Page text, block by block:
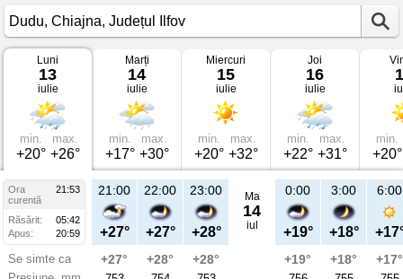
Vremea
Dudu
13
iulie
2026
Chiajna,
Județul
Luni
13
iulie
min.
+20°
max.
+26°
Marți
14
iulie
min.
+17°
max.
+30°
Miercuri
15
iulie
min.
+20°
max.
+32°
Joi
16
iulie
min.
+22°
max.
+31°
min.
+20°
Ora
21:53
curentă
Răsărit:
05:42
Apus:
20:59
Se simte ca
21:00
+27°
+27°
22:00
+27°
+28°
23:00
+28°
+28°
Ma
14
iul
0:00
+19°
+19°
3:00
+18°
+18°
6:00
+17°